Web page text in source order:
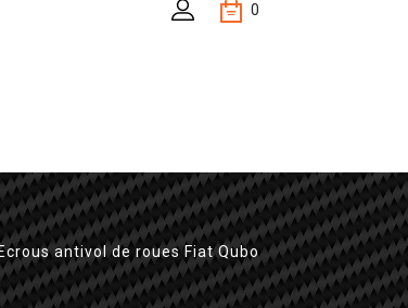
0
Ecrous antivol de roues Fiat Qubo